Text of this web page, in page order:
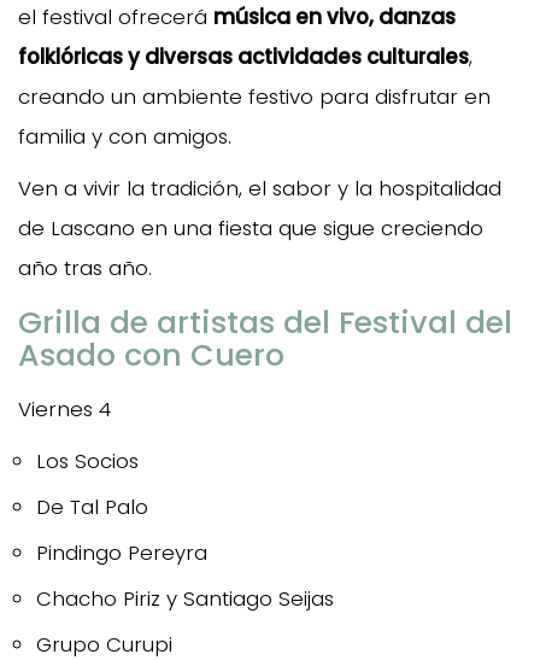
el festival ofrecerá música en vivo, danzas
folklóricas y diversas actividades culturales,
creando un ambiente festivo para disfrutar en
familia y con amigos.
Ven a vivir la tradición, el sabor y la hospitalidad
de Lascano en una fiesta que sigue creciendo
año tras año.
Grilla de artistas del Festival del
Asado con Cuero
Viernes 4
Los Socios
De Tal Palo
Pindingo Pereyra
Chacho Piriz y Santiago Seijas
Grupo Curupi